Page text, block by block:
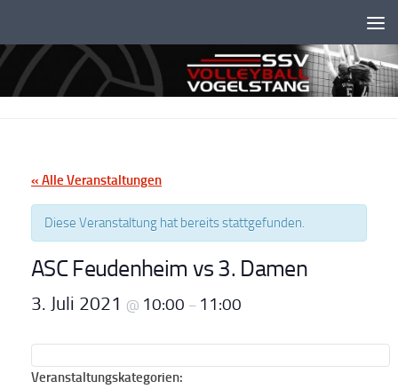
« Alle Veranstaltungen
Diese Veranstaltung hat bereits stattgefunden.
ASC Feudenheim vs 3. Damen
3. Juli 2021 @ 10:00 – 11:00
Veranstaltungskategorien: